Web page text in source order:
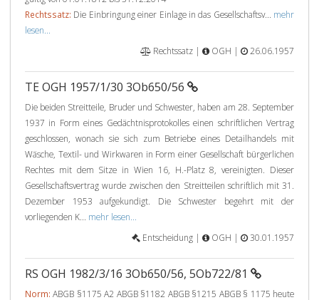
Rechtssatz: Die Einbringung einer Einlage in das Gesellschaftsv... mehr
lesen...
Rechtssatz |
OGH | 26.06.1957
TE OGH 1957/1/30 3Ob650/56
Die beiden Streitteile, Bruder und Schwester, haben am 28. September
1937 in Form eines Gedächtnisprotokolles einen schriftlichen Vertrag
geschlossen, wonach sie sich zum Betriebe eines Detailhandels mit
Wäsche, Textil- und Wirkwaren in Form einer Gesellschaft bürgerlichen
Rechtes mit dem Sitze in Wien 16, H.-Platz 8, vereinigten. Dieser
Gesellschaftsvertrag wurde zwischen den Streitteilen schriftlich mit 31.
Dezember 1953 aufgekundigt. Die Schwester begehrt mit der
vorliegenden K... mehr lesen...
Entscheidung |
OGH | 30.01.1957
RS OGH 1982/3/16 3Ob650/56, 5Ob722/81
Norm: ABGB §1175 A2 ABGB §1182 ABGB §1215 ABGB § 1175 heute